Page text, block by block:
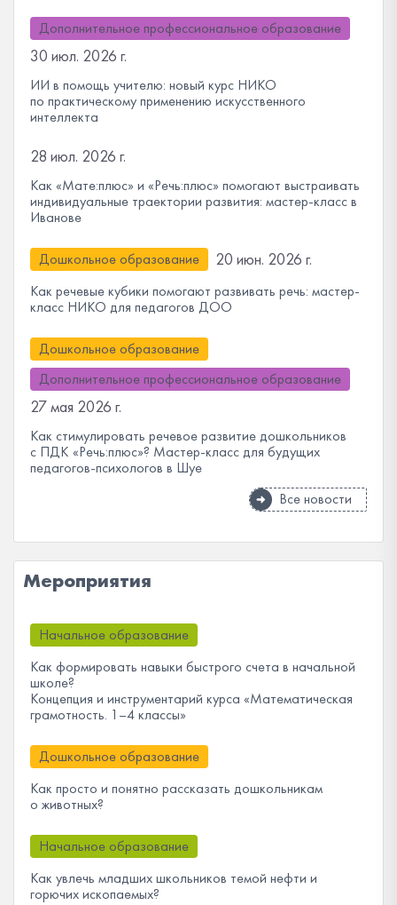
Дополнительное профессиональное образование
30 июл. 2026 г.
ИИ в помощь учителю: новый курс НИКО
по практическому применению искусственного
интеллекта
28 июл. 2026 г.
Как «Мате:плюс» и «Речь:плюс» помогают выстраивать
индивидуальные траектории развития: мастер-класс в
Иванове
Дошкольное образование 20 июн. 2026 г.
Как речевые кубики помогают развивать речь: мастер-
класс НИКО для педагогов ДОО
Дошкольное образование
Дополнительное профессиональное образование
27 мая 2026 г.
Как стимулировать речевое развитие дошкольников
с ПДК «Речь:плюс»? Мастер-класс для будущих
педагогов-психологов в Шуе
Все новости
Мероприятия
Начальное образование
Как формировать навыки быстрого счета в начальной
школе?
Концепция и инструментарий курса «Математическая
грамотность. 1–4 классы»
Дошкольное образование
Как просто и понятно рассказать дошкольникам
о животных?
Начальное образование
Как увлечь младших школьников темой нефти и
горючих ископаемых?